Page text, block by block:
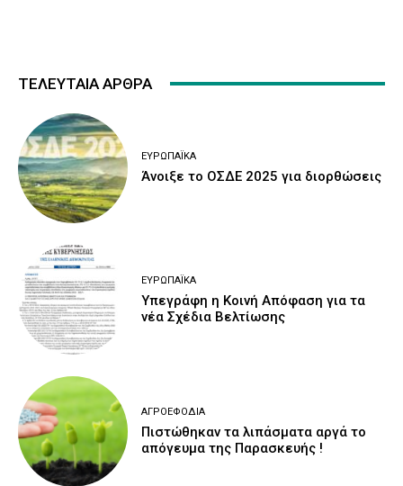
ΤΕΛΕΥΤΑΙΑ ΑΡΘΡΑ
ΕΥΡΩΠΑΪΚΆ
Άνοιξε το ΟΣΔΕ 2025 για διορθώσεις
ΕΥΡΩΠΑΪΚΆ
Υπεγράφη η Κοινή Απόφαση για τα
νέα Σχέδια Βελτίωσης
ΑΓΡΟΕΦΌΔΙΑ
Πιστώθηκαν τα λιπάσματα αργά το
απόγευμα της Παρασκευής !